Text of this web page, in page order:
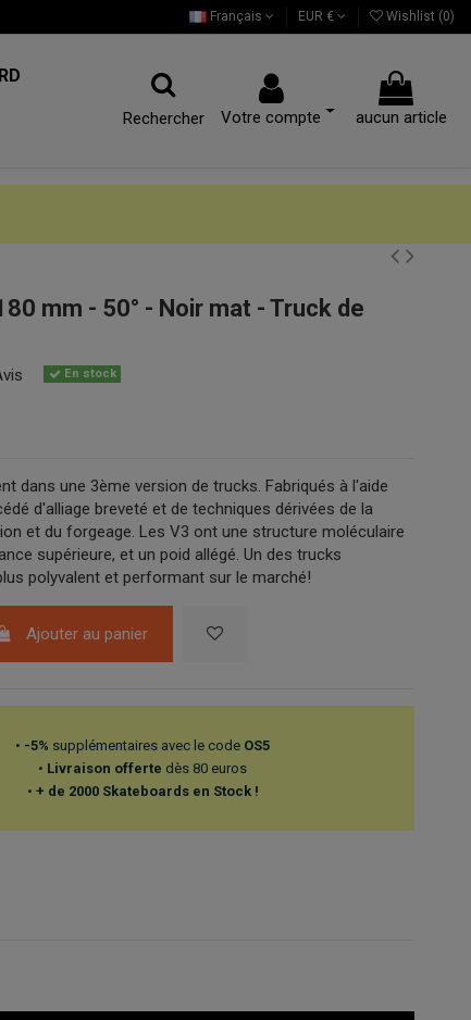
Français EUR € Wishlist (0)
Rechercher Votre compte aucun article
mm - 50° - Noir mat - Truck de
En stock
dans une 3ème version de trucks. Fabriqués à l'aide
d'alliage breveté et de techniques dérivées de la
et du forgeage. Les V3 ont une structure moléculaire
supérieure, et un poid allégé. Un des trucks
polyvalent et performant sur le marché!
Ajouter au panier
• -5% supplémentaires avec le code OS5
• Livraison offerte dès 80 euros
• + de 2000 Skateboards en Stock !